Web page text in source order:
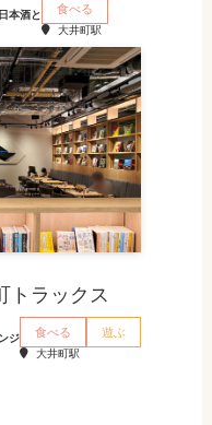
本酒と 食べる
大井町駅
ラックス
ジ 食べる 遊ぶ
大井町駅